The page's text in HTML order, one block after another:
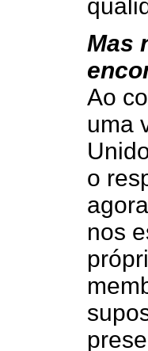
Mas
Ao
uma
o
nos